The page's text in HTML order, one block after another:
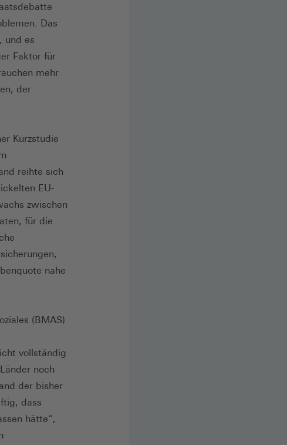
Das
und es
Faktor für
mehr
der
Kurzstudie
reihte sich
EU-
zwischen
für die
nahe
(BMAS)
vollständig
noch
der bisher
dass
hätte“,